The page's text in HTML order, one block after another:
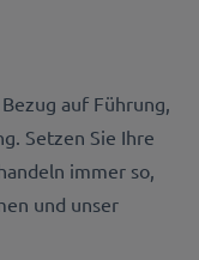
auf Führung,
Setzen Sie Ihre
immer so,
und unser